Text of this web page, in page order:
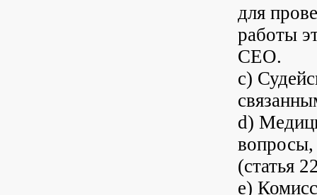
для
работы
CEO.
c)
d)
вопросы,
(статья
e)